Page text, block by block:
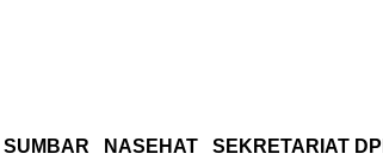
SUMBAR NASEHAT SEKRETARIAT